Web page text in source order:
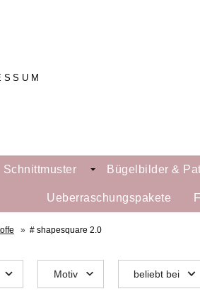
Schnittmuster Bügelbilder &
Ueberraschungspakete
» # shapesquare 2.0
Motiv beliebt bei